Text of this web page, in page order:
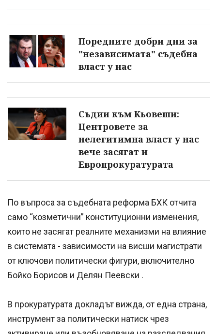
Поредните добри дни за
"независимата" съдебна
власт у нас
Съдии към Кьовеши:
Центровете за
нелегитимна власт у нас
вече засягат и
Европрокуратурата
По въпроса за съдебната реформа БХК отчита
само “козметични” конституционни изменения,
които не засягат реалните механизми на влияние
в системата - зависимости на висши магистрати
от ключови политически фигури, включително
Бойко Борисов и Делян Пеевски .
В прокуратурата докладът вижда, от една страна,
инструмент за политически натиск чрез